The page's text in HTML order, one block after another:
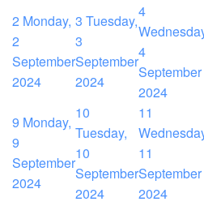
2 Monday,
2
September
2024
3 Tuesday,
3
September
2024
4
4
September
2024
9 Monday,
9
September
2024
10
Tuesday,
10
September
2024
11
11
September
2024